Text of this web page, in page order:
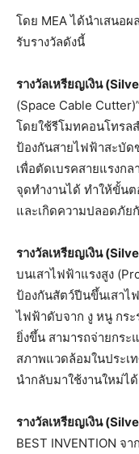
โดย MEA ได้นำเสนอ
รับรางวัลดังนี้
รางวัลเหรียญเงิน
(Space Cable
โดยใช้รีโมทคอนโทร
ป้องกันสายไฟฟ้าสะบัด
เพื่อตัดเบรคสายแรงก
จุดทำงานได้ ทำให้ขั้น
และเกิดความปลอดภัย
รางวัลเหรียญเงิน
บนเสาไฟฟ้าแรงสูง
ป้องกันสัตว์ปีนขึ้นเสาไ
ไฟฟ้าดับจาก งู หนู กร
ยิ่งขึ้น สามารถจ่ายกร
สภาพแวดล้อมในประเ
นำกลับมาใช้งานใหม่ได้
รางวัลเหรียญเงิน
BEST INVENTION จ